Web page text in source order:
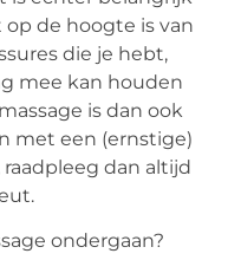
de hoogte is van
die je hebt,
mee kan houden
is dan ook
met een (ernstige)
dan altijd
ondergaan?